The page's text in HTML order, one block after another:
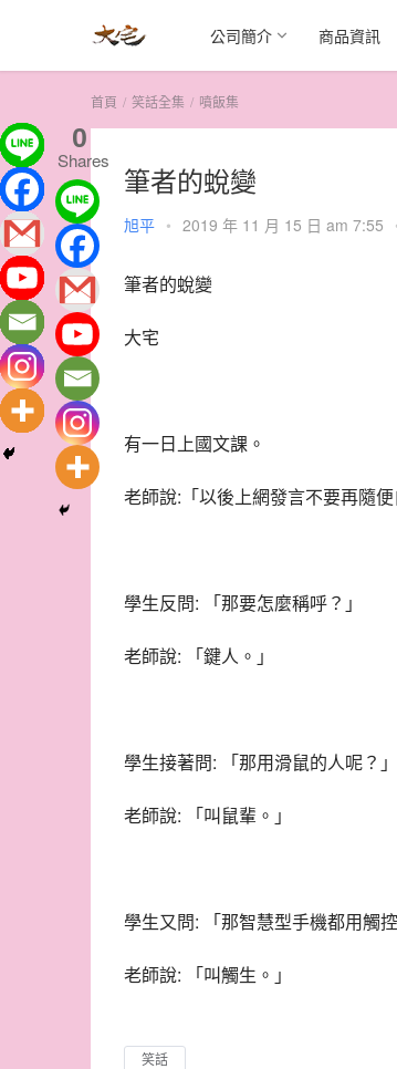
公司簡介 商品資訊
首頁 笑話全集 噴飯集
筆者的蛻變
旭平 • 2019 年 11 月 15 日 am 7:55
筆者的蛻變
大宅
有一日上國文課。
老師說:「以後上網發言不要再隨便
學生反問: 「那要怎麼稱呼？」
老師說: 「鍵人。」
學生接著問: 「那用滑鼠的人呢？」
老師說: 「叫鼠輩。」
學生又問: 「那智慧型手機都用觸
老師說: 「叫觸生。」
笑話
0
Shares